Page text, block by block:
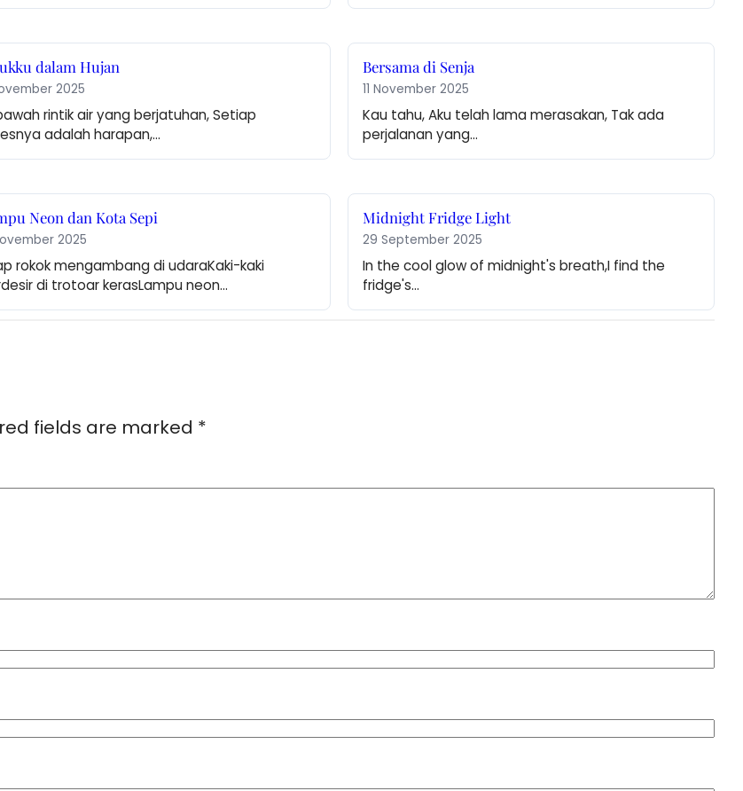
dalam Hujan
2025
rintik air yang berjatuhan, Setiap
adalah harapan,…
Bersama di Senja
11 November 2025
Kau tahu, Aku telah lama merasakan, Tak ada
perjalanan yang…
Neon dan Kota Sepi
2025
rokok mengambang di udaraKaki-kaki
di trotoar kerasLampu neon…
Midnight Fridge Light
29 September 2025
In the cool glow of midnight's breath,I find the
fridge's…
fields are marked *